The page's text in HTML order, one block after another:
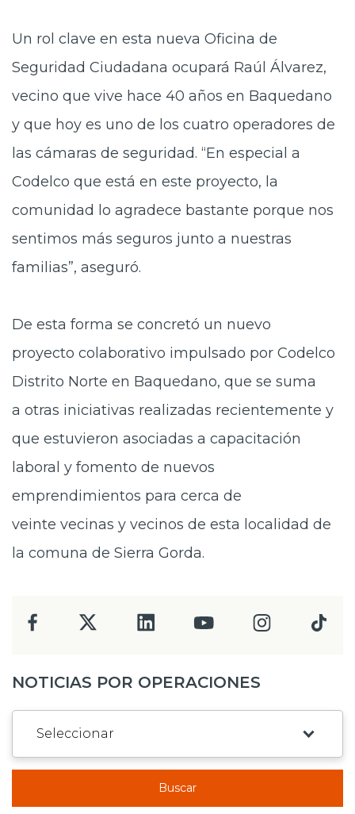
Un rol clave en esta nueva Oficina de
Seguridad Ciudadana ocupará Raúl Álvarez,
vecino que vive hace 40 años en Baquedano
y que hoy es uno de los cuatro operadores de
las cámaras de seguridad. “En especial a
Codelco que está en este proyecto, la
comunidad lo agradece bastante porque nos
sentimos más seguros junto a nuestras
familias”, aseguró.
De esta forma se concretó un nuevo
proyecto colaborativo impulsado por Codelco
Distrito Norte en Baquedano, que se suma
a otras iniciativas realizadas recientemente y
que estuvieron asociadas a capacitación
laboral y fomento de nuevos
emprendimientos para cerca de
veinte vecinas y vecinos de esta localidad de
la comuna de Sierra Gorda.
NOTICIAS POR OPERACIONES
Buscar